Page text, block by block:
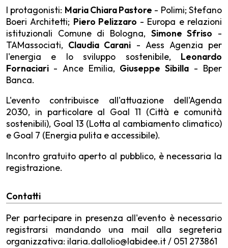
I protagonisti: Maria Chiara Pastore - Polimi; Stefano
Boeri Architetti; Piero Pelizzaro - Europa e relazioni
istituzionali Comune di Bologna, Simone Sfriso -
TAMassociati, Claudia Carani - Aess Agenzia per
l'energia e lo sviluppo sostenibile, Leonardo
Fornaciari - Ance Emilia, Giuseppe Sibilla - Bper
Banca.
L'evento contribuisce all'attuazione dell'Agenda
2030, in particolare al Goal 11 (Città e comunità
sostenibili), Goal 13 (Lotta al cambiamento climatico)
e Goal 7 (Energia pulita e accessibile).
Incontro gratuito aperto al pubblico, è necessaria la
registrazione.
Contatti
Per partecipare in presenza all'evento è necessario
registrarsi mandando una mail alla segreteria
organizzativa: ilaria.dallolio@labidee.it / 051 273861